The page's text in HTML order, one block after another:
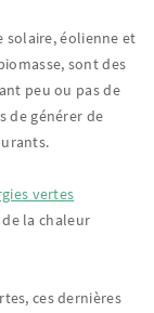
solaire, éolienne et
sont des
peu ou pas de
de générer de
vertes
la chaleur
ces dernières